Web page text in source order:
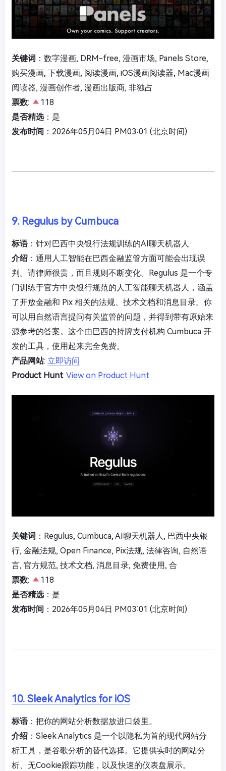
关键词 ：数字漫画, DRM-free, 漫画市场, Panels Store,
购买漫画, 下载漫画, 阅读漫画, iOS漫画阅读器, Mac漫画
阅读器, 漫画创作者, 漫画出版商, 非独占
票数:
118
是否精选：是
发布时间 ：2026年05月04日 PM03:01 (北京时间)
9. Regulus by Cumbuca
标语：针对巴西中央银行法规训练的AI聊天机器人
介绍 ：通用人工智能在巴西金融监管方面可能会出现误
判。请律师很贵，而且规则不断变化。Regulus 是一个专
门训练于官方中央银行规范的人工智能聊天机器人，涵盖
了开放金融和 Pix 相关的法规、技术文档和消息目录。你
可以用自然语言提问有关监管的问题，并得到带有原始来
源参考的答案。这个由巴西的持牌支付机构 Cumbuca 开
发的工具，使用起来完全免费。
产品网站: 立即访问
Product Hunt: View on Product Hunt
关键词 ：Regulus, Cumbuca, AI聊天机器人, 巴西中央银
行, 金融法规, Open Finance, Pix法规, 法律咨询, 自然语
言, 官方规范, 技术文档, 消息目录, 免费使用, 合
票数:
118
是否精选：是
发布时间 ：2026年05月04日 PM03:01 (北京时间)
10. Sleek Analytics for iOS
标语：把你的网站分析数据放进口袋里。
介绍 ：Sleek Analytics 是一个以隐私为首的现代网站分
析工具，是谷歌分析的替代选择。它提供实时的网站分
析、无Cookie跟踪功能，以及快速的仪表盘展示。